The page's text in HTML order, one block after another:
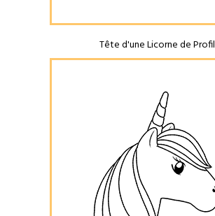
Tête d'une Licorne de Profil